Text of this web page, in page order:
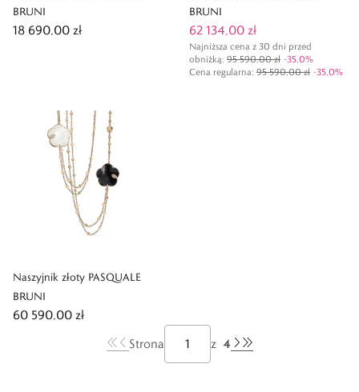
BRUNI
18 690,00 zł
BRUNI
62 134,00 zł
Najniższa cena z 30 dni przed
obniżką: 95 590,00 zł -35,0%
Cena regularna: 95 590,00 zł -35,0%
Naszyjnik złoty PASQUALE
BRUNI
60 590,00 zł
Strona
z 4